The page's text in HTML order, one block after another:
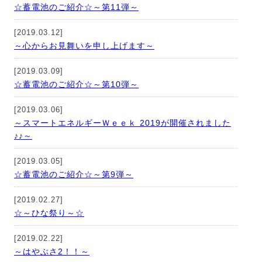
☆蓄電池のご紹介☆～第11弾～
[2019.03.12]
～心からお見舞いを申し上げます～
[2019.03.09]
☆蓄電池のご紹介☆～第10弾～
[2019.03.06]
～スマートエネルギーＷｅｅｋ 2019が開催されました
♪♪～
[2019.03.05]
☆蓄電池のご紹介☆～第9弾～
[2019.02.27]
☆～ひな祭り～☆
[2019.02.22]
～はやぶさ2！！～